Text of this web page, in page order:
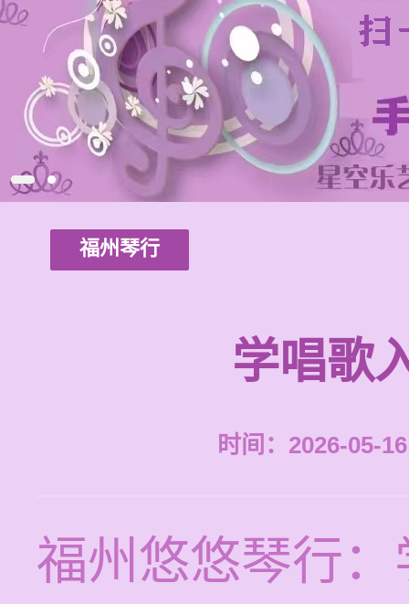
福州琴行
学唱歌
时间：2026-05-
福州悠悠琴行